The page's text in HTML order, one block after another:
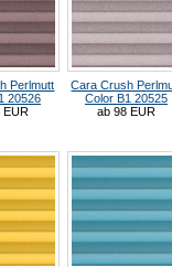
Perlmutt
20526
EUR
Cara Crush
Color B1 20525
ab 98 EUR